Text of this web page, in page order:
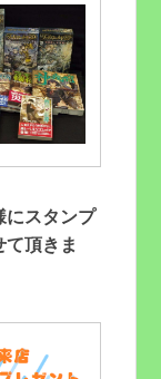
にスタンプ
頂きま